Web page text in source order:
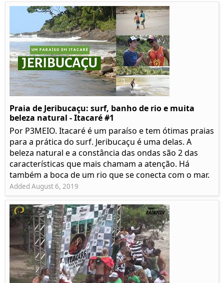
Praia de Jeribucaçu: surf, banho de rio e muita
beleza natural - Itacaré #1
Por P3MEIO. Itacaré é um paraíso e tem ótimas praias
para a prática do surf. Jeribucaçu é uma delas. A
beleza natural e a constância das ondas são 2 das
características que mais chamam a atenção. Há
também a boca de um rio que se conecta com o mar.
Added August 6, 2019